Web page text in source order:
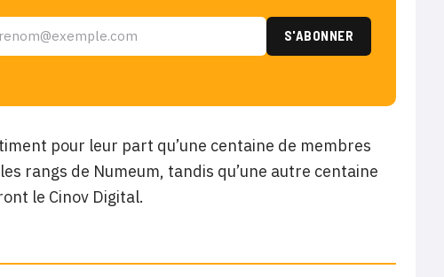
pour leur part qu’une centaine de membres
rangs de Numeum, tandis qu’une autre centaine
le Cinov Digital.